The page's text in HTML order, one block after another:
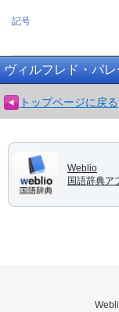
記号
ヴィルフレド・パ
トップページに戻る
Weblio
国語辞典ア